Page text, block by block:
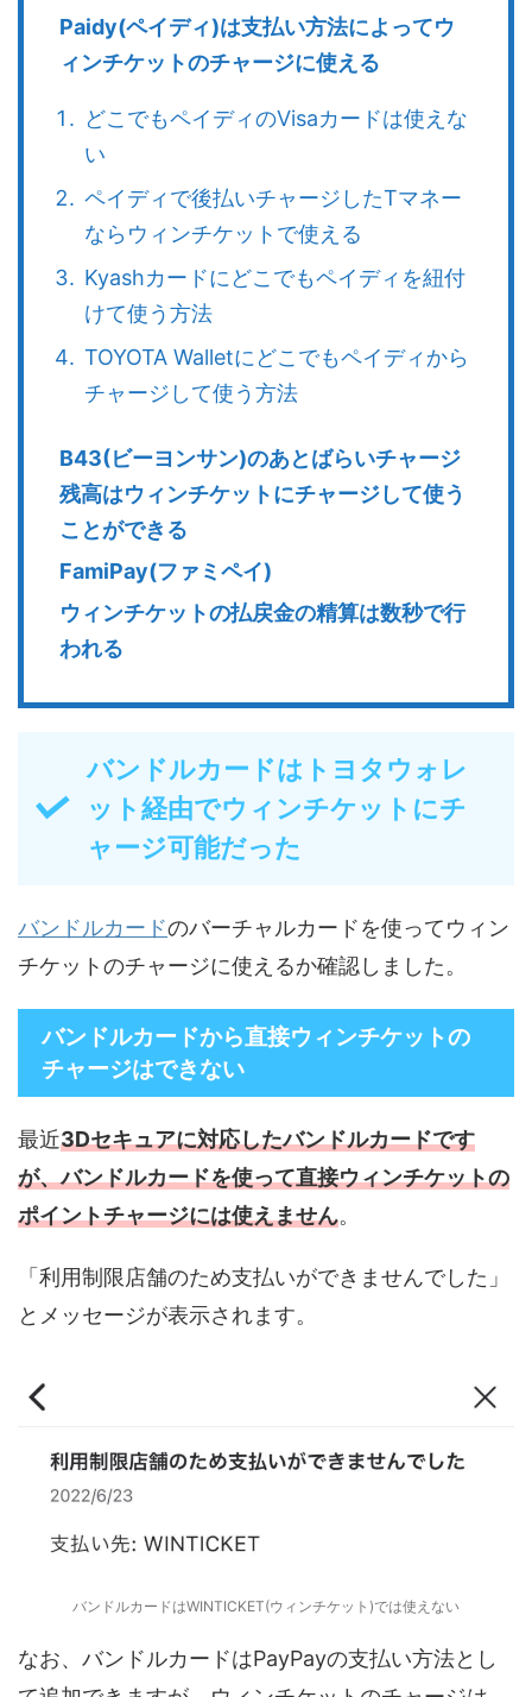
Paidy(ペイディ)は支払い方法によってウ
ィンチケットのチャージに使える
どこでもペイディのVisaカードは使えな
い
ペイディで後払いチャージしたTマネー
ならウィンチケットで使える
Kyashカードにどこでもペイディを紐付
けて使う方法
TOYOTA Walletにどこでもペイディから
チャージして使う方法
B43(ビーヨンサン)のあとばらいチャージ
残高はウィンチケットにチャージして使う
ことができる
FamiPay(ファミペイ)
ウィンチケットの払戻金の精算は数秒で行
われる
バンドルカードはトヨタウォレ
ット経由でウィンチケットにチ
ャージ可能だった
バンドルカードのバーチャルカードを使ってウィン
チケットのチャージに使えるか確認しました。
バンドルカードから直接ウィンチケットの
チャージはできない
最近3Dセキュアに対応したバンドルカードです
が、バンドルカードを使って直接ウィンチケットの
ポイントチャージには使えません。
「利用制限店舗のため支払いができませんでした」
とメッセージが表示されます。
バンドルカードはWINTICKET(ウィンチケット)では使えない
なお、バンドルカードはPayPayの支払い方法とし